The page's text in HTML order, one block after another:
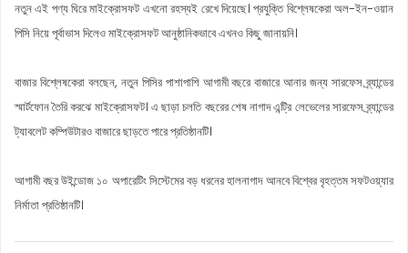
নতুন এই পণ্য ঘিরে মাইক্রোসফট এখনো রহস্যই রেখে দিয়েছে। প্রযুক্তি বিশ্লেষকেরা অল-ইন-ওয়ান
পিসি নিয়ে পূর্বাভাস দিলেও মাইক্রোসফট আনুষ্ঠানিকভাবে এখনও কিছু জানায়নি।
বাজার বিশ্লেষকেরা বলছেন, নতুন পিসির পাশাপাশি আগামী বছরে বাজারে আনার জন্য সারফেস ব্র্যান্ডের
স্মার্টফোন তৈরি করঝে মাইক্রোসফট। এ ছাড়া চলতি বছরের শেষ নাগাদ এন্ট্রি লেভেলের সারফেস ব্র্যান্ডের
ট্যাবলেট কম্পিউটারও বাজারে ছাড়তে পারে প্রতিষ্ঠানটি।
আগামী বছর উইন্ডোজ ১০ অপারেটিং সিস্টেমের বড় ধরনের হালনাগাদ আনবে বিশ্বের বৃহত্তম সফটওয়্যার
নির্মাতা প্রতিষ্ঠানটি।